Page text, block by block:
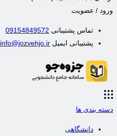
ورود / عضویت
تماس پشتیبانی 09154849572
پشتیبانی ایمیل info@jozvehjo.ir
دسته بندی ها
دانشگاهی